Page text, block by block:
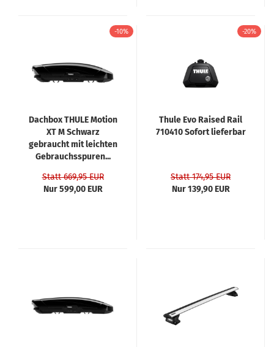
-10%
Dachbox THULE Motion
XT M Schwarz
gebraucht mit leichten
Gebrauchsspuren...
Statt 669,95 EUR
Nur 599,00 EUR
-20%
Thule Evo Raised Rail
710410 Sofort lieferbar
Statt 174,95 EUR
Nur 139,90 EUR